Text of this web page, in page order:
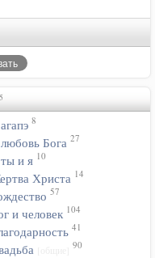
агапэ 8
любовь Бога 27
ты и я 10
Христа 14
57
и человек 104
41
90